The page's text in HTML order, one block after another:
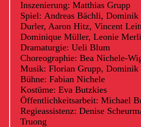
Inszenierung: Matthias Grupp
Spiel: Andreas Bächli, Dominik
Durler, Aaron Hitz, Vincent
Dominique Müller, Leonie
Dramaturgie: Ueli Blum
Choreographie: Bea Nichele-
Musik: Florian Grupp, Dominik
Bühne: Fabian Nichele
Kostüme: Eva Butzkies
Öffentlichkeitsarbeit: Michael
Regieassistenz: Denise
Truong